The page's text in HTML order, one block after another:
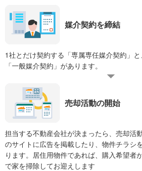
媒介契約を締結
1社とだけ契約する「専属専任媒介契約」
「一般媒介契約」があります。
売却活動の開始
担当する不動産会社が決まったら、売却活
のサイトに広告を掲載したり、物件チラシ
ります。居住用物件であれば、購入希望者
で家を掃除してお迎えします